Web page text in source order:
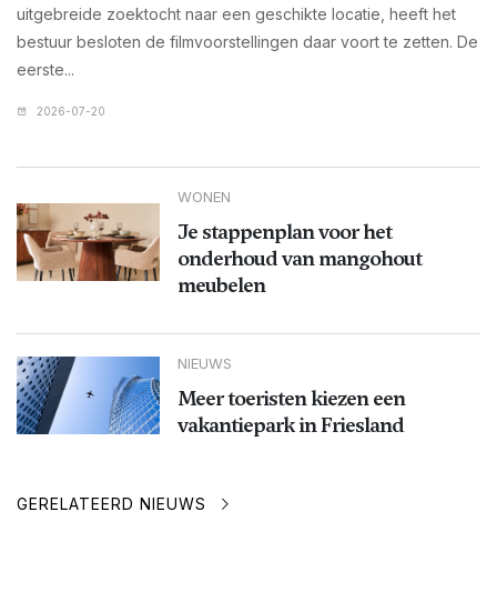
uitgebreide zoektocht naar een geschikte locatie, heeft het
bestuur besloten de filmvoorstellingen daar voort te zetten. De
eerste...
2026-07-20
WONEN
Je stappenplan voor het
onderhoud van mangohout
meubelen
NIEUWS
Meer toeristen kiezen een
vakantiepark in Friesland
GERELATEERD NIEUWS